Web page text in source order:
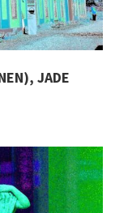
JADE